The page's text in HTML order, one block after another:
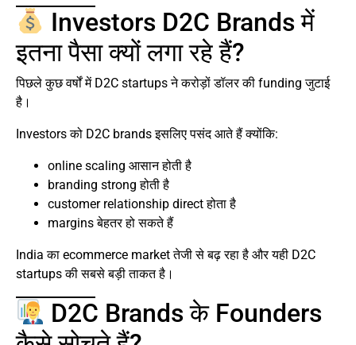
Investors D2C Brands में
इतना पैसा क्यों लगा रहे हैं?
पिछले कुछ वर्षों में D2C startups ने करोड़ों डॉलर की funding जुटाई
है।
Investors को D2C brands इसलिए पसंद आते हैं क्योंकि:
online scaling आसान होती है
branding strong होती है
customer relationship direct होता है
margins बेहतर हो सकते हैं
India का ecommerce market तेजी से बढ़ रहा है और यही D2C
startups की सबसे बड़ी ताकत है।
D2C Brands के Founders